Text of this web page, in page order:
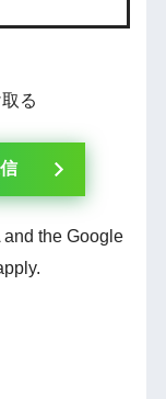
る
the Google